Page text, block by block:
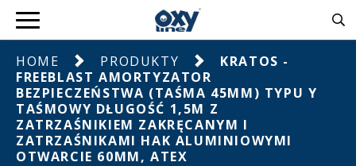
HOME PRODUKTY
KRATOS -
FREEBLAST AMORTYZATOR
BEZPIECZEŃSTWA (TAŚMA 45MM) TYPU Y
TAŚMOWY DŁUGOŚĆ 1,5M Z
ZATRZAŚNIKIEM ZAKRĘCANYM I
ZATRZAŚNIKAMI HAK ALUMINIOWYMI
OTWARCIE 60MM, ATEX